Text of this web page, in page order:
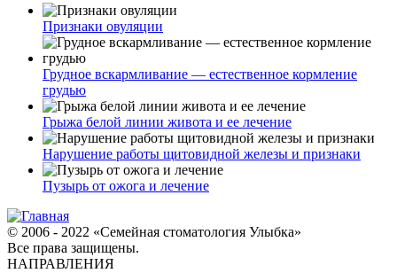
Признаки овуляции
Грудное вскармливание — естественное кормление
грудью
Грыжа белой линии живота и ее лечение
Нарушение работы щитовидной железы и признаки
Пузырь от ожога и лечение
© 2006 - 2022 «Семейная стоматология Улыбка»
Все права защищены.
НАПРАВЛЕНИЯ